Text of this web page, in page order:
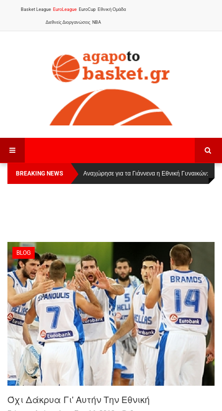
Basket League EuroLeague EuroCup Εθνική Ομάδα
Διεθνείς Διοργανώσεις NBA
BREAKING NEWS
Οι Πάνθηρες Καβάλας στην Women Basketball
League 1
Αναχώρησε για τα Γιάννενα η Εθνική Γυναικών:
BLOG
Όχι Δάκρυα Γι' Αυτήν Την Εθνική